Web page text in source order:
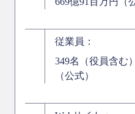
従業員：
349名（役員含む
（公式）